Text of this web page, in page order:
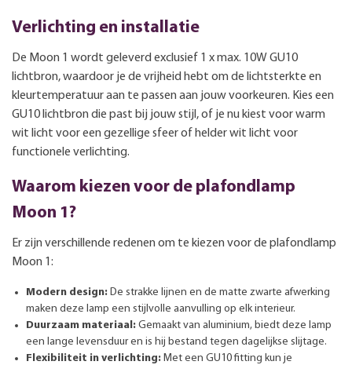
Verlichting en installatie
De Moon 1 wordt geleverd exclusief 1 x max. 10W GU10
lichtbron, waardoor je de vrijheid hebt om de lichtsterkte en
kleurtemperatuur aan te passen aan jouw voorkeuren. Kies een
GU10 lichtbron die past bij jouw stijl, of je nu kiest voor warm
wit licht voor een gezellige sfeer of helder wit licht voor
functionele verlichting.
Waarom kiezen voor de plafondlamp
Moon 1?
Er zijn verschillende redenen om te kiezen voor de plafondlamp
Moon 1:
Modern design: De strakke lijnen en de matte zwarte afwerking
maken deze lamp een stijlvolle aanvulling op elk interieur.
Duurzaam materiaal: Gemaakt van aluminium, biedt deze lamp
een lange levensduur en is hij bestand tegen dagelijkse slijtage.
Flexibiliteit in verlichting: Met een GU10 fitting kun je